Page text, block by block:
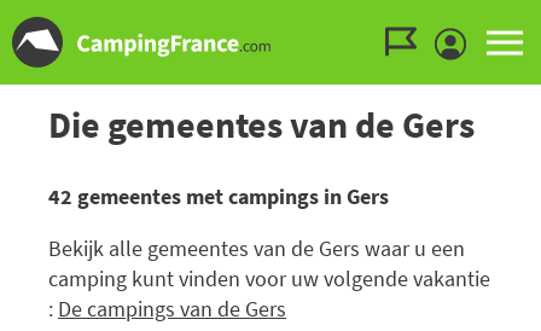
Die gemeentes van de Gers
42 gemeentes met campings in Gers
Bekijk alle gemeentes van de Gers waar u een
camping kunt vinden voor uw volgende vakantie
: De campings van de Gers